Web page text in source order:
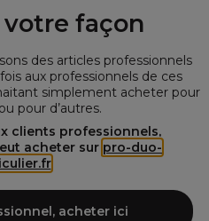
façon
des articles professionnels
aux professionnels de ces
simplement acheter pour
pour d’autres.
clients professionnels,
acheter sur pro-duo-
acheter ici
nous vous proposons une
pour la coiffure et
salons de coiffure et instituts
s’adresse également à tous ceux